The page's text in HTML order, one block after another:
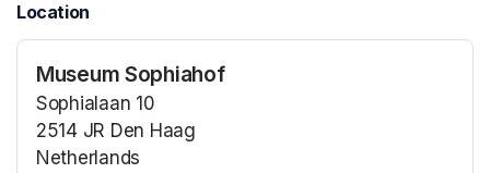
Location
Museum Sophiahof
Sophialaan 10
2514 JR Den Haag
Netherlands